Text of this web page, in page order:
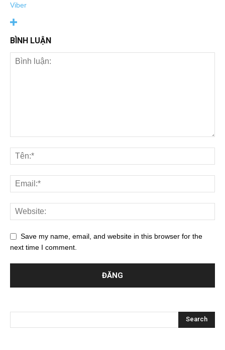
Viber
BÌNH LUẬN
Save my name, email, and website in this browser for the
next time I comment.